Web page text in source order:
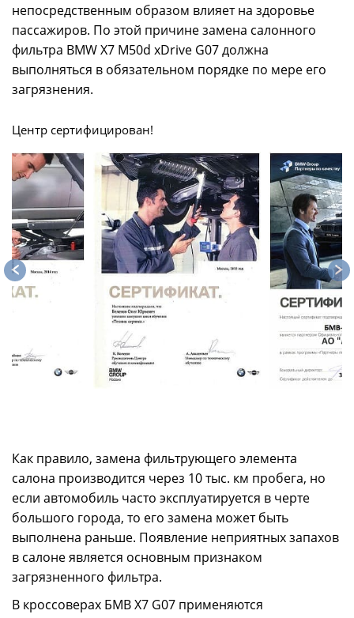
непосредственным образом влияет на здоровье
пассажиров. По этой причине замена салонного
фильтра BMW X7 M50d xDrive G07 должна
выполняться в обязательном порядке по мере его
загрязнения.
Центр сертифицирован!
Как правило, замена фильтрующего элемента
салона производится через 10 тыс. км пробега, но
если автомобиль часто эксплуатируется в черте
большого города, то его замена может быть
выполнена раньше. Появление неприятных запахов
в салоне является основным признаком
загрязненного фильтра.
В кроссоверах БМВ X7 G07 применяются